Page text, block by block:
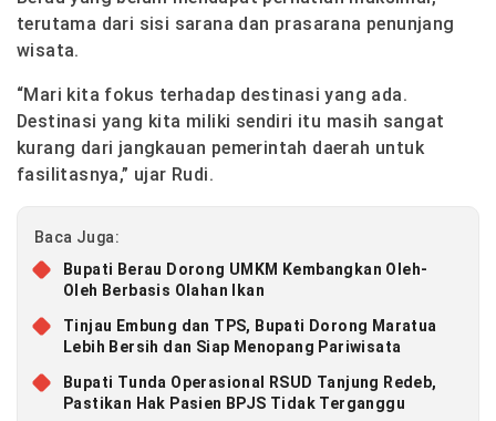
terutama dari sisi sarana dan prasarana penunjang
wisata.
“Mari kita fokus terhadap destinasi yang ada.
Destinasi yang kita miliki sendiri itu masih sangat
kurang dari jangkauan pemerintah daerah untuk
fasilitasnya,” ujar Rudi.
Baca Juga:
Bupati Berau Dorong UMKM Kembangkan Oleh-
Oleh Berbasis Olahan Ikan
Tinjau Embung dan TPS, Bupati Dorong Maratua
Lebih Bersih dan Siap Menopang Pariwisata
Bupati Tunda Operasional RSUD Tanjung Redeb,
Pastikan Hak Pasien BPJS Tidak Terganggu